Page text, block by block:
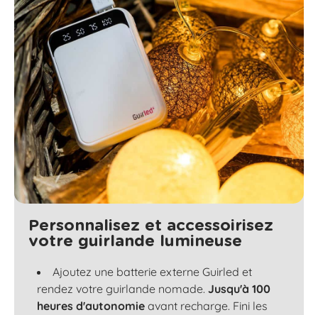
Personnalisez et accessoirisez
votre guirlande lumineuse
Ajoutez une batterie externe Guirled et
rendez votre guirlande nomade. Jusqu'à 100
heures d'autonomie avant recharge. Fini les